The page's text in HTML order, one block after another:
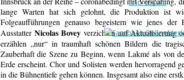
Impressum
lange Warten hat sich gelohnt, die Produktion ist
Folgeaufführungen genauso begeistern wie jenes
Ausstatter Nicolas Boveyverzichten auf Aktualisierung
erzählen „nur“ in traumhaft schönen Bildern die
Zauberhaft die Szene zu Beginn, wenn Lakmé als von
Erde erscheint. Chor und Solisten werden hervorragend
in die Bühnentiefe gehen können. Insgesamt also eine